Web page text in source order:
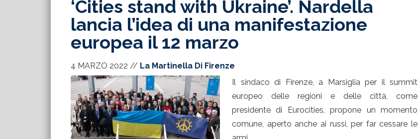
‘Cities stand with Ukraine’. Nardella
lancia l’idea di una manifestazione
europea il 12 marzo
4 MARZO 2022 // La Martinella Di Firenze
Il sindaco di Firenze, a Marsiglia per il summit
europeo delle regioni e delle città, come
presidente di Eurocities, propone un momento
comune, aperto anche ai russi, per far cessare le